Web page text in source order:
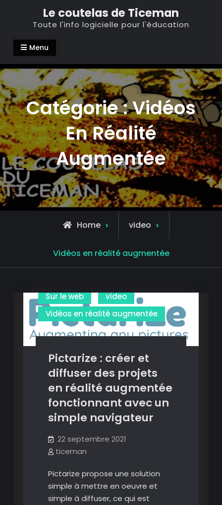
Le coutelas de Ticeman
Toute l'info logicielle pour l'éducation
Menu
Catégorie :Vidéos
En Réalité
Augmentée
Home video
Archive
for
Vidéos en réalité augmentée
Image
Sur le web
video
Vidéos en réalité augmentée
Pictarize : créer et
diffuser des projets
en réalité augmentée
fonctionnant avec un
simple navigateur
22 septembre 2021
ticeman
Pictarize propose une solution
simple à mettre en oeuvre et
simple à diffuser, ce qui est